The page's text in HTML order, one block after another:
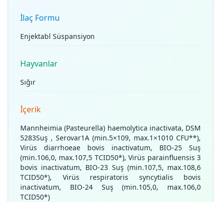
İlaç Formu
Enjektabl Süspansiyon
Hayvanlar
Sığır
İçerik
Mannheimia (Pasteurella) haemolytica inactivata, DSM
5283Suş , Serovar1A (min.5×109, max.1×1010 CFU**),
Virüs diarrhoeae bovis inactivatum, BIO-25 Suş
(min.106,0, max.107,5 TCID50*), Virüs parainfluensis 3
bovis inactivatum, BIO-23 Suş (min.107,5, max.108,6
TCID50*), Virüs respiratoris syncytialis bovis
inactivatum, BIO-24 Suş (min.105,0, max.106,0
TCID50*)